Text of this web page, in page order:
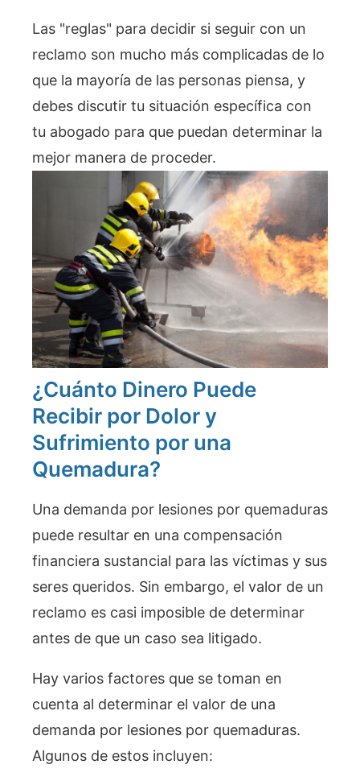
Las "reglas" para decidir si seguir con un
reclamo son mucho más complicadas de lo
que la mayoría de las personas piensa, y
debes discutir tu situación específica con
tu abogado para que puedan determinar la
mejor manera de proceder.
¿Cuánto Dinero Puede
Recibir por Dolor y
Sufrimiento por una
Quemadura?
Una demanda por lesiones por quemaduras
puede resultar en una compensación
financiera sustancial para las víctimas y sus
seres queridos. Sin embargo, el valor de un
reclamo es casi imposible de determinar
antes de que un caso sea litigado.
Hay varios factores que se toman en
cuenta al determinar el valor de una
demanda por lesiones por quemaduras.
Algunos de estos incluyen: